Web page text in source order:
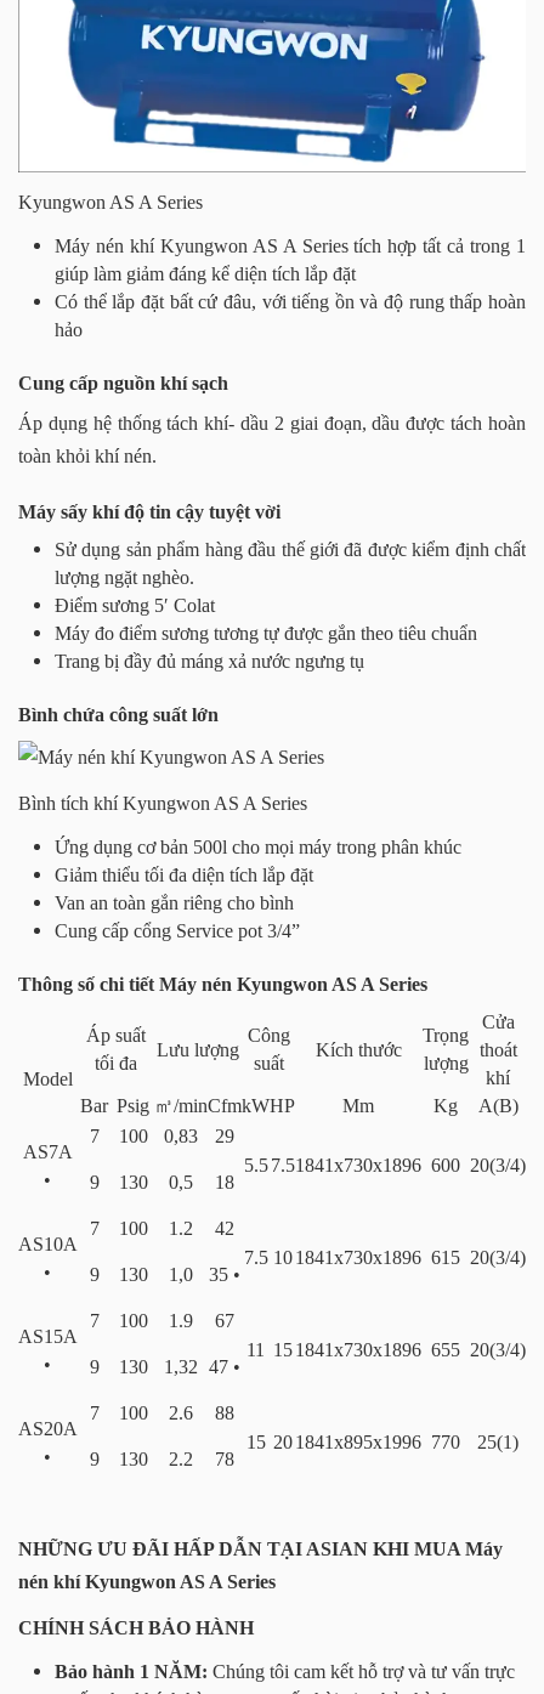
Kyungwon AS A Series
Máy nén khí Kyungwon AS A Series tích hợp tất cả trong 1
giúp làm giảm đáng kể diện tích lắp đặt
Có thể lắp đặt bất cứ đâu, với tiếng ồn và độ rung thấp hoàn
hảo
Cung cấp nguồn khí sạch
Áp dụng hệ thống tách khí- dầu 2 giai đoạn, dầu được tách hoàn
toàn khỏi khí nén.
Máy sấy khí độ tin cậy tuyệt vời
Sử dụng sản phẩm hàng đầu thế giới đã được kiểm định chất
lượng ngặt nghèo.
Điểm sương 5′ Colat
Máy đo điểm sương tương tự được gắn theo tiêu chuẩn
Trang bị đầy đủ máng xả nước ngưng tụ
Bình chứa công suất lớn
Bình tích khí Kyungwon AS A Series
Ứng dụng cơ bản 500l cho mọi máy trong phân khúc
Giảm thiểu tối đa diện tích lắp đặt
Van an toàn gắn riêng cho bình
Cung cấp cổng Service pot 3/4”
Thông số chi tiết Máy nén Kyungwon AS A Series
Model
Áp suất
tối đa
Lưu lượng
Công
suất
Kích thước
Trọng
lượng
Cửa
thoát
khí
Bar Psig ㎥/minCfmkWHP Mm Kg A(B)
AS7A
•
7
9
100
130
0,83
0,5
29
18
5.5 7.51841x730x1896 600 20(3/4)
AS10A
•
7
9
100
130
1.2
1,0
42
35 •
7.5 10 1841x730x1896 615 20(3/4)
AS15A
•
7
9
100
130
1.9
1,32
67
47 •
11 15 1841x730x1896 655 20(3/4)
AS20A
•
7
9
100
130
2.6
2.2
88
78
15 20 1841x895x1996 770 25(1)
NHỮNG ƯU ĐÃI HẤP DẪN TẠI ASIAN KHI MUA Máy
nén khí Kyungwon AS A Series
CHÍNH SÁCH BẢO HÀNH
Bảo hành 1 NĂM: Chúng tôi cam kết hỗ trợ và tư vấn trực